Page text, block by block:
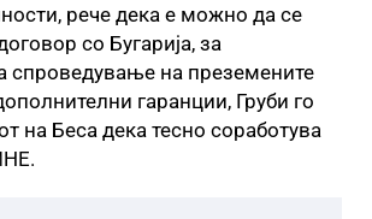
рече дека е можно да се
со Бугарија, за
спроведување на преземените
гаранции, Груби го
на Беса дека тесно соработува